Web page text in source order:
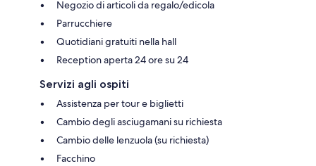
Negozio di articoli da regalo/edicola
Parrucchiere
Quotidiani gratuiti nella hall
Reception aperta 24 ore su 24
Servizi agli ospiti
Assistenza per tour e biglietti
Cambio degli asciugamani su richiesta
Cambio delle lenzuola (su richiesta)
Facchino